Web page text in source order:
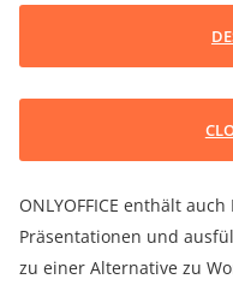
ONLYOFFICE enthält
Präsentationen und
zu einer Alternative zu